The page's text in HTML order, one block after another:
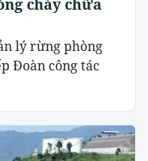
cháy chữa
lý rừng phòng
Đoàn công tác